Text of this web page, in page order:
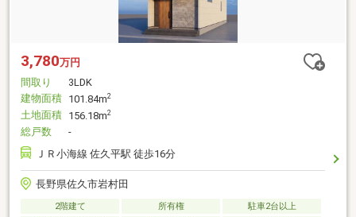
3,780万円
間取り
3LDK
建物面積 101.84m2
土地面積 156.18m2
総戸数
-
ＪＲ小海線 佐久平駅 徒歩16分
長野県佐久市岩村田
2階建て 所有権
駐車2台以上